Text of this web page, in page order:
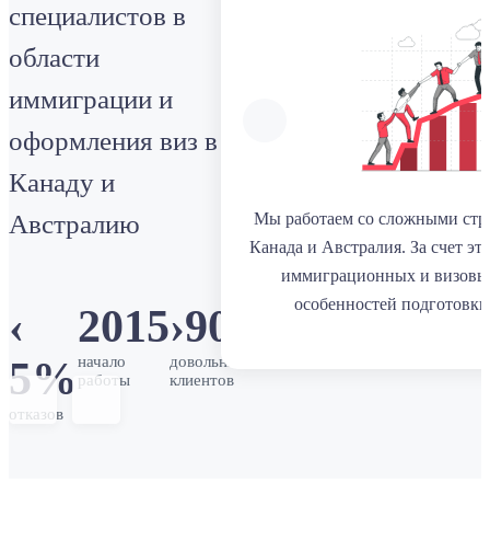
специалистов в
области
иммиграции и
оформления виз в
Канаду и
Австралию
‹
5%
отказов
2015
начало
работы
›900
довольных
клиентов
Мы работаем со сложными
Канада и Австралия. За счет
иммиграционных и
особенностей